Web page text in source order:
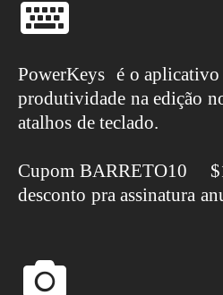
PowerKeys é o aplicativo
produtividade na edição
atalhos de teclado.
Cupom BARRETO10
desconto pra assinatura